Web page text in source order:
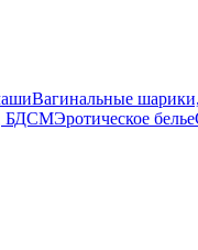
Вагинальные
БДСМЭротическое белье